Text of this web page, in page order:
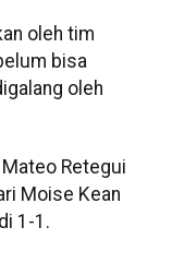
oleh tim
bisa
oleh
Retegui
Moise Kean
1-1.